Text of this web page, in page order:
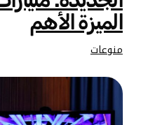
الميزة الأهم
منوعات